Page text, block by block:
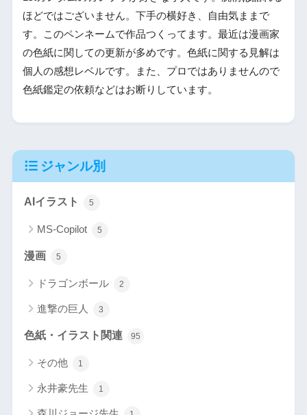
ほどではございません。下手の横好き、自由気ままで
す。このペンネームで作品つくってます。最近は漫画家
の色紙に関しての更新が多めです。色紙に関する見解は
個人の感想レベルです。また、プロではありませんので
色紙鑑定の依頼などはお断りしています。
ジャンル別
AIイラスト 5
MS-Copilot 5
漫画 5
ドラゴンボール 2
進撃の巨人 3
色紙・イラスト関連 95
その他 1
永井豪先生 1